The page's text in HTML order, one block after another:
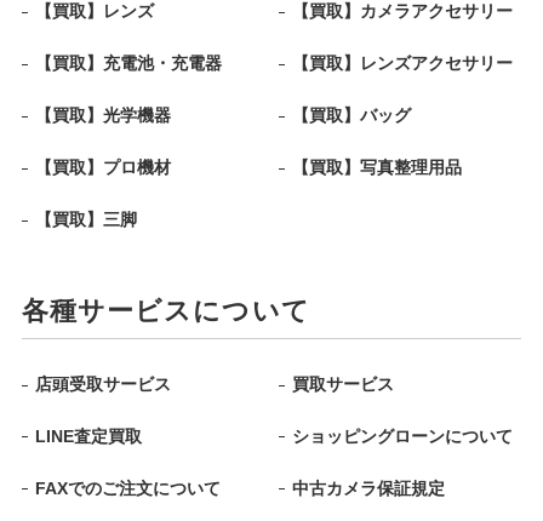
【買取】レンズ 【買取】カメラアクセサリー
【買取】充電池・充電器 【買取】レンズアクセサリー
【買取】光学機器 【買取】バッグ
【買取】プロ機材 【買取】写真整理用品
【買取】三脚
各種サービスについて
店頭受取サービス 買取サービス
LINE査定買取 ショッピングローンについて
FAXでのご注文について 中古カメラ保証規定